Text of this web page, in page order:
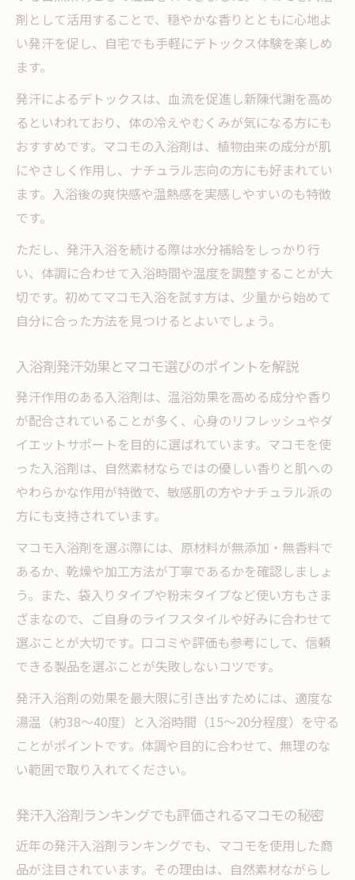
剤として活用することで、穏やかな香りとともに心地よ
い発汗を促し、自宅でも手軽にデトックス体験を楽しめ
ます。
発汗によるデトックスは、血流を促進し新陳代謝を高め
るといわれており、体の冷えやむくみが気になる方にも
おすすめです。マコモの入浴剤は、植物由来の成分が肌
にやさしく作用し、ナチュラル志向の方にも好まれてい
ます。入浴後の爽快感や温熱感を実感しやすいのも特徴
です。
ただし、発汗入浴を続ける際は水分補給をしっかり行
い、体調に合わせて入浴時間や温度を調整することが大
切です。初めてマコモ入浴を試す方は、少量から始めて
自分に合った方法を見つけるとよいでしょう。
入浴剤発汗効果とマコモ選びのポイントを解説
発汗作用のある入浴剤は、温浴効果を高める成分や香り
が配合されていることが多く、心身のリフレッシュやダ
イエットサポートを目的に選ばれています。マコモを使
った入浴剤は、自然素材ならではの優しい香りと肌への
やわらかな作用が特徴で、敏感肌の方やナチュラル派の
方にも支持されています。
マコモ入浴剤を選ぶ際には、原材料が無添加・無香料で
あるか、乾燥や加工方法が丁寧であるかを確認しましょ
う。また、袋入りタイプや粉末タイプなど使い方もさま
ざまなので、ご自身のライフスタイルや好みに合わせて
選ぶことが大切です。口コミや評価も参考にして、信頼
できる製品を選ぶことが失敗しないコツです。
発汗入浴剤の効果を最大限に引き出すためには、適度な
湯温（約38～40度）と入浴時間（15～20分程度）を守る
ことがポイントです。体調や目的に合わせて、無理のな
い範囲で取り入れてください。
発汗入浴剤ランキングでも評価されるマコモの秘密
近年の発汗入浴剤ランキングでも、マコモを使用した商
品が注目されています。その理由は、自然素材ながらし